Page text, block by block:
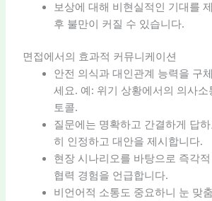
보상에 대해 비현실적인 기대를
후 불만이 커질 수 있습니다.
면접에서의 효과적 커뮤니케이션
안전 의식과 대인관계 능력을 구
세요. 예: 위기 상황에서의 의사소
토콜.
질문에는 명확하고 간결하게 답
히 인정하고 대안을 제시합니다.
현장 시나리오를 바탕으로 즉각
협력 경험을 언급합니다.
비언어적 소통도 중요하니 눈 맞